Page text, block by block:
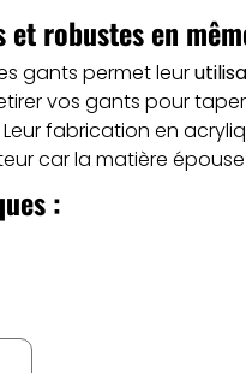
robustes en
gants permet leur
vos gants pour
fabrication en
car la matière
: